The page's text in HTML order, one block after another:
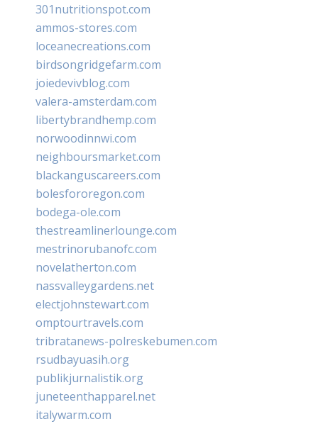
301nutritionspot.com
ammos-stores.com
loceanecreations.com
birdsongridgefarm.com
joiedevivblog.com
valera-amsterdam.com
libertybrandhemp.com
norwoodinnwi.com
neighboursmarket.com
blackanguscareers.com
bolesfororegon.com
bodega-ole.com
thestreamlinerlounge.com
mestrinorubanofc.com
novelatherton.com
nassvalleygardens.net
electjohnstewart.com
omptourtravels.com
tribratanews-polreskebumen.com
rsudbayuasih.org
publikjurnalistik.org
juneteenthapparel.net
italywarm.com